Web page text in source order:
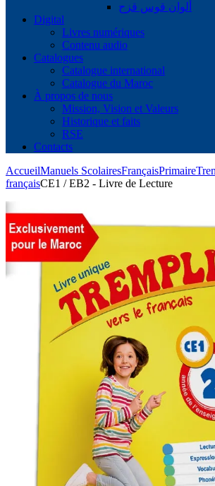
ألوان قوس قزح
Digital
Livres numériques
Contenu audio
Catalogues
Catalogue international
Catalogue du Maroc
À propos de nous
Mission, Vision et Valeurs
Historique et faits
RSE
Contacts
AccueilManuels ScolairesFrançaisPrimaire
françaisCE1 / EB2 - Livre de Lecture